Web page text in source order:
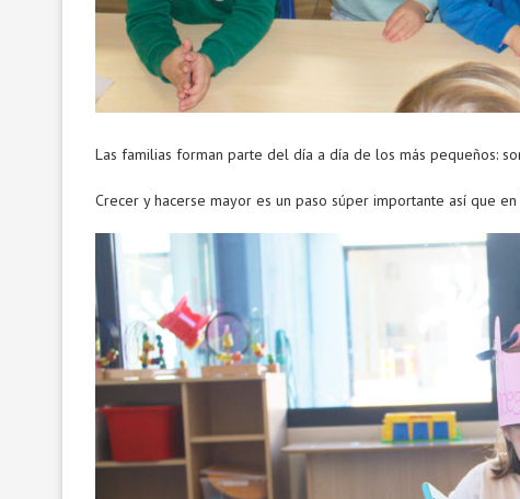
Las familias forman parte del día a día de los más pequeños:
Crecer y hacerse mayor es un paso súper importante así que